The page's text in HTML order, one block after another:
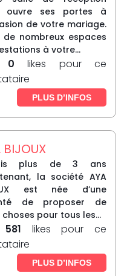
ouvre ses portes à
de votre mariage.
de nombreux espaces
à votre...
0 likes pour ce
PLUS D’INFOS
BIJOUX
plus de 3 ans
la société AYA
est née d’une
de proposer de
choses pour tous les...
581 likes pour ce
PLUS D’INFOS